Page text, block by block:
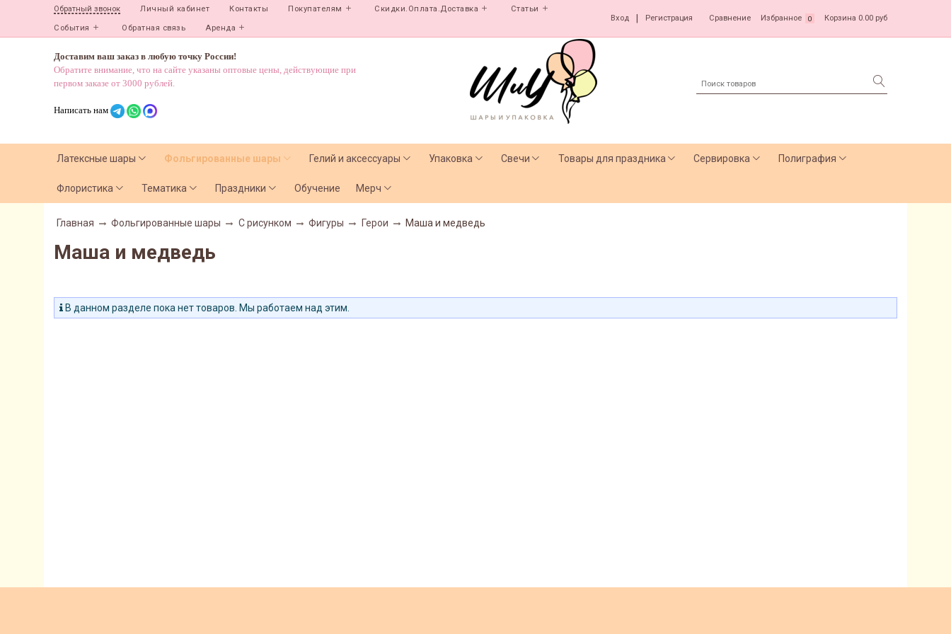
Обратный звонок Личный кабинет Контакты Покупателям Скидки.Оплата.Доставка Статьи
События Обратная связь Аренда
Вход Регистрация Сравнение Избранное 0 Корзина 0.00 руб
Доставим ваш заказ в любую точку России!
Обратите внимание, что на сайте указаны оптовые цены, действующие при
первом заказе от 3000 рублей.
Написать нам
Латексные шары Фольгированные шары Гелий и аксессуары Упаковка Свечи Товары для праздника Сервировка Полиграфия
Флористика Тематика Праздники Обучение Мерч
Главная Фольгированные шары С рисунком Фигуры Герои Маша и медведь
Маша и медведь
В данном разделе пока нет товаров. Мы работаем над этим.